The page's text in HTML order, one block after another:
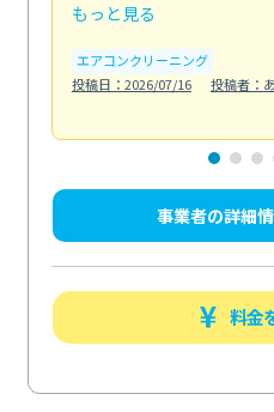
もっと見る
エアコンクリーニング
投稿日：2026/07/16
投稿者：
事業者の詳細
料金